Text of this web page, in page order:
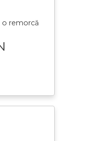
o remorcă